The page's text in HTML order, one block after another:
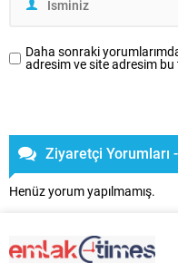
Daha sonraki
adresim ve site adresim bu
Ziyaretçi Yorumları
Henüz yorum yapılmamış.